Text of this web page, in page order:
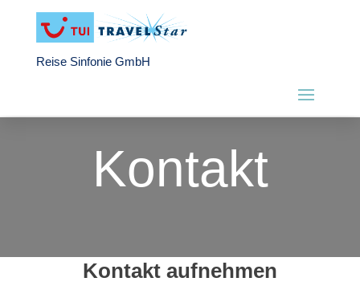
Reise Sinfonie GmbH
Kontakt
Kontakt aufnehmen